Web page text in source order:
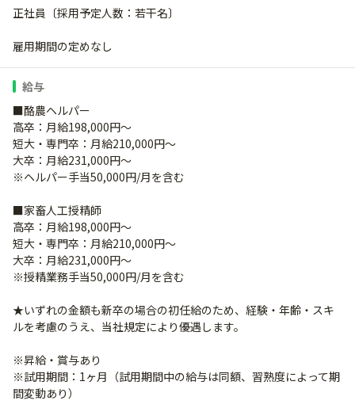
正社員〔採用予定人数：若干名〕
雇用期間の定めなし
給与
■酪農ヘルパー
高卒：月給198,000円～
短大・専門卒：月給210,000円～
大卒：月給231,000円～
※ヘルパー手当50,000円/月を含む
■家畜人工授精師
高卒：月給198,000円～
短大・専門卒：月給210,000円～
大卒：月給231,000円～
※授精業務手当50,000円/月を含む
★いずれの金額も新卒の場合の初任給のため、経験・年齢・スキ
ルを考慮のうえ、当社規定により優遇します。
※昇給・賞与あり
※試用期間：1ヶ月（試用期間中の給与は同額、習熟度によって期
間変動あり）